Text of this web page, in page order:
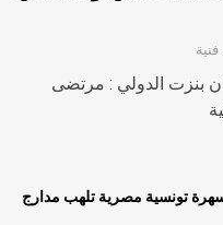
بنزت الدولي : مرتضى
تونسية مصرية تلهب مدارج